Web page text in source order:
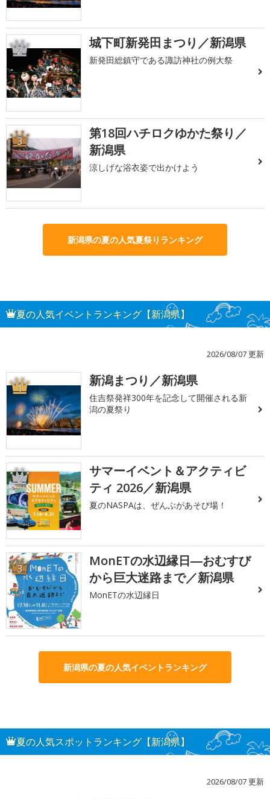
2 城下町新発田まつり／新潟県
新発田総鎮守である諏訪神社の例大祭
3
第18回ハチロクゆかた祭り／
新潟県
涼しげな浴衣姿で出かけよう
新潟県の夏の人気夏祭りランキング
夏の人気イベントランキング【新潟県】
2026/08/07 更新
1 新潟まつり／新潟県
住吉祭発祥300年を記念して開催される新
潟の夏祭り
2
サマーイベント＆アクティビ
ティ 2026／新潟県
夏のNASPAは、ぜんぶがあそび場！
3
MonETの水辺縁日―おむすび
から巨大迷路まで／新潟県
MonETの水辺縁日
新潟県の夏の人気イベントランキング
夏の人気スポットランキング【新潟県】
2026/08/07 更新